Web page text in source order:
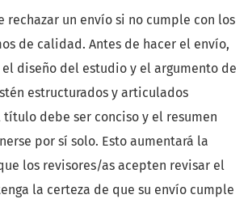
rechazar un envío si no cumple con los
de calidad. Antes de hacer el envío,
el diseño del estudio y el argumento de
estructurados y articulados
debe ser conciso y el resumen
por sí solo. Esto aumentará la
los revisores/as acepten revisar el
la certeza de que su envío cumple